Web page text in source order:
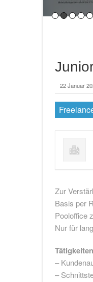
Einführung
Lesen…
22 Januar
Zur
Basis per
Pooloffice
Nur für
–
–